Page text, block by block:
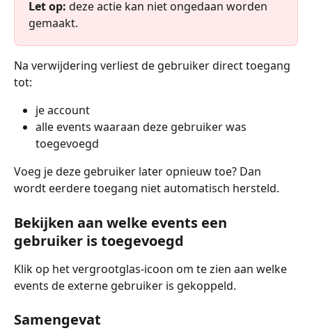
Let op: deze actie kan niet ongedaan worden
gemaakt.
Na verwijdering verliest de gebruiker direct toegang
tot:
je account
alle events waaraan deze gebruiker was
toegevoegd
Voeg je deze gebruiker later opnieuw toe? Dan
wordt eerdere toegang niet automatisch hersteld.
Bekijken aan welke events een
gebruiker is toegevoegd
Klik op het vergrootglas-icoon om te zien aan welke
events de externe gebruiker is gekoppeld.
Samengevat